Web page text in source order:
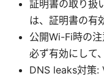
証明書の取り扱
は、証明書の有
公開Wi-Fi時の
必ず有効にして
DNS leaks対策: